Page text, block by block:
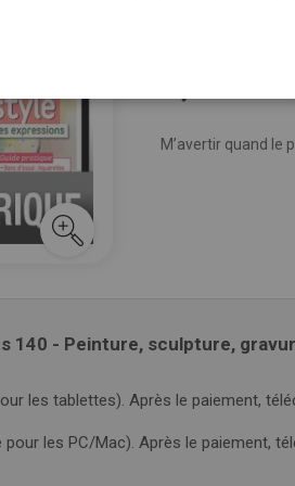
M’avertir quand le
140 - Peinture, sculpture,
les tablettes). Après le paiement,
les PC/Mac). Après le paiement,